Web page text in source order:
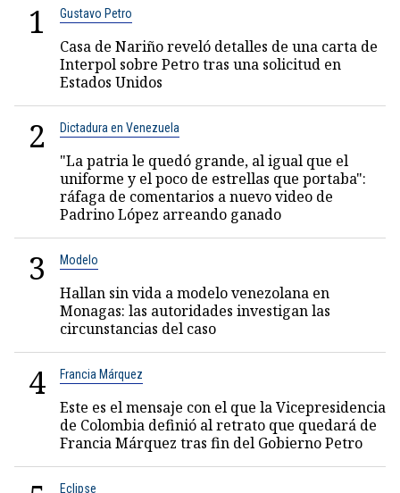
1 Gustavo Petro
Casa de Nariño reveló detalles de una carta de
Interpol sobre Petro tras una solicitud en
Estados Unidos
2 Dictadura en Venezuela
"La patria le quedó grande, al igual que el
uniforme y el poco de estrellas que portaba":
ráfaga de comentarios a nuevo video de
Padrino López arreando ganado
3 Modelo
Hallan sin vida a modelo venezolana en
Monagas: las autoridades investigan las
circunstancias del caso
4 Francia Márquez
Este es el mensaje con el que la Vicepresidencia
de Colombia definió al retrato que quedará de
Francia Márquez tras fin del Gobierno Petro
Eclipse